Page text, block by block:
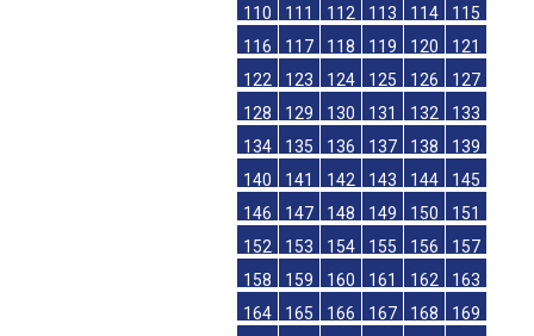
110
111 112 113 114
115
116
117 118 119 120
121
122
123 124 125 126
127
128
129 130 131 132
133
134
135 136 137 138
139
140
141 142 143 144
145
146
147 148 149 150
151
152
153 154 155 156
157
158
159 160 161 162
163
164
165 166 167 168
169